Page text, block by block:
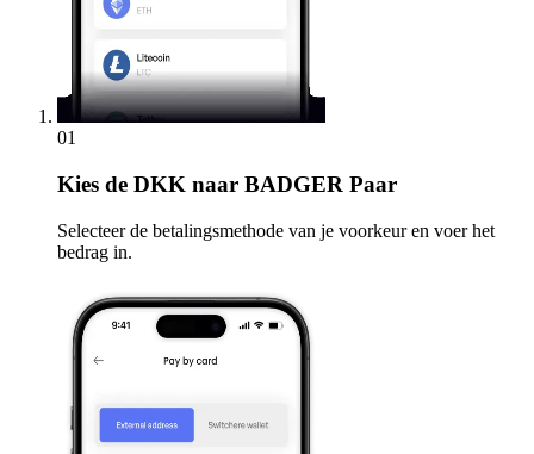
01
Kies de DKK naar BADGER Paar
Selecteer de betalingsmethode van je voorkeur en voer het
bedrag in.